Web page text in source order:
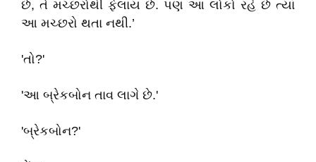
છે, તે મચ્છરોથી ફેલાય છે. પણ આ લોકો રહે છે ત્યાં
આ મચ્છરો થતા નથી.’
'તો?'
'આ બ્રેકબોન તાવ લાગે છે.'
'બ્રેકબોન?'